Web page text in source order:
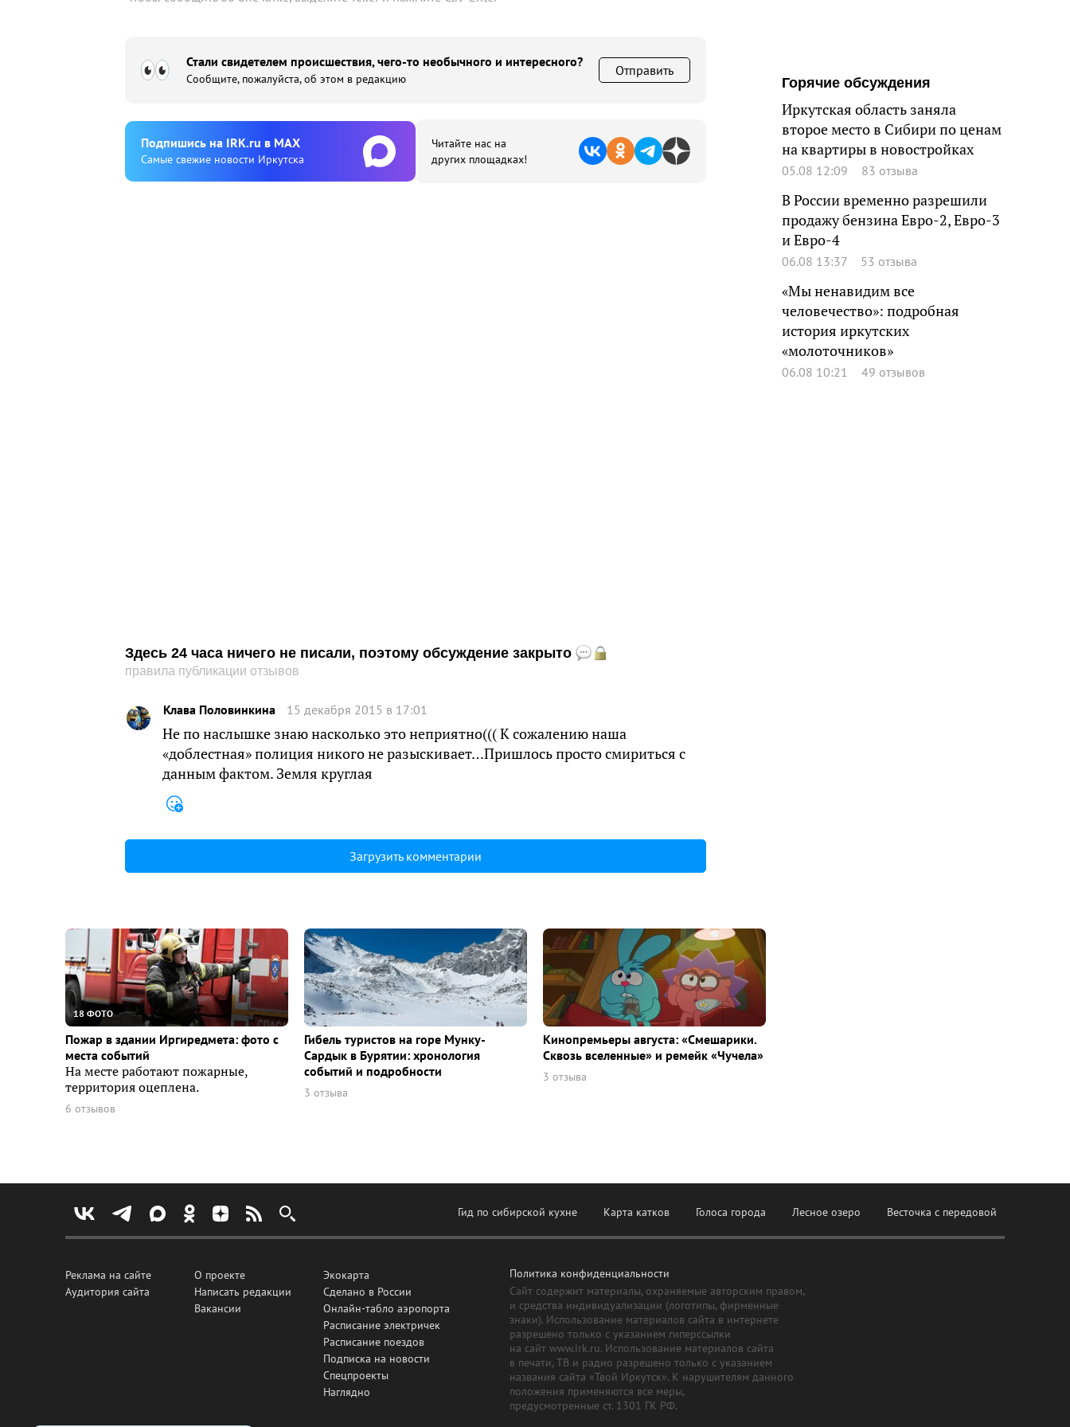
Стали свидетелем происшествия, чего-то необычного и интересного?
Сообщите, пожалуйста, об этом в редакцию
Отправить
Подпишиcь на IRK.ru в MAX
Cамые свежие новости Иркутска
Читайте нас на
других площадках!
Здесь 24 часа ничего не писали, поэтому обсуждение закрыто
правила публикации отзывов
Клава Половинкина 15 декабря 2015 в 17:01
Не по наслышке знаю насколько это неприятно((( К сожалению наша
«доблестная» полиция никого не разыскивает…Пришлось просто смириться с
данным фактом. Земля круглая
Загрузить комментарии
Горячие обсуждения
Иркутская область заняла
второе место в Сибири по ценам
на квартиры в новостройках
05.08 12:09 83 отзыва
В России временно разрешили
продажу бензина Евро-2, Евро-3
и Евро-4
06.08 13:37 53 отзыва
«Мы ненавидим все
человечество»: подробная
история иркутских
«молоточников»
06.08 10:21 49 отзывов
18 ФОТО
Пожар в здании Иргиредмета: фото с
места событий
На месте работают пожарные,
территория оцеплена.
6 отзывов
Гибель туристов на горе Мунку-
Сардык в Бурятии: хронология
событий и подробности
3 отзыва
Кинопремьеры августа: «Смешарики.
Сквозь вселенные» и ремейк «Чучела»
3 отзыва
Гид по сибирской кухне Карта катков Голоса города Лесное озеро Весточка с передовой
Реклама на сайте
Аудитория сайта
О проекте
Написать редакции
Вакансии
Экокарта
Сделано в России
Онлайн-табло аэропорта
Расписание электричек
Расписание поездов
Подписка на новости
Спецпроекты
Наглядно
Политика конфиденциальности
Сайт содержит материалы, охраняемые авторским правом,
и средства индивидуализации (логотипы, фирменные
знаки). Использование материалов сайта в интернете
разрешено только с указанием гиперссылки
на сайт www.irk.ru. Использование материалов сайта
в печати, ТВ и радио разрешено только с указанием
названия сайта «Твой Иркутск». К нарушителям данного
положения применяются все меры,
предусмотренные ст. 1301 ГК РФ.